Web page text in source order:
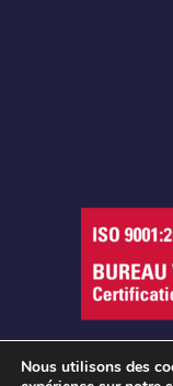
Nous utilisons des